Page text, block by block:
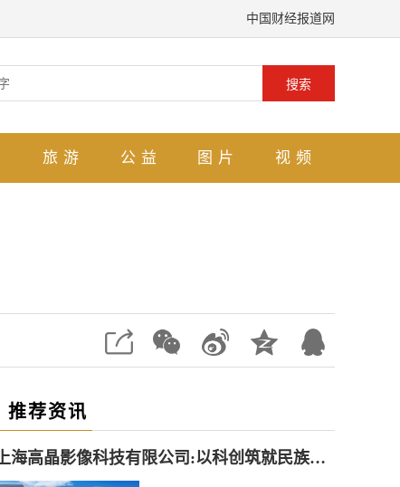
中国财经报道网
搜索
旅游 公益 图片 视频
推荐资讯
上海高晶影像科技有限公司:以科创筑就民族检测品牌